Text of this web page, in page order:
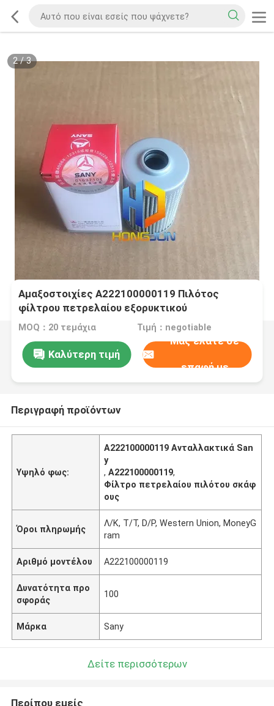
2/3
Αμαξοστοιχίες Α222100000119 Πιλότος
φίλτρου πετρελαίου εξορυκτικού
MOQ：20 τεμάχια Τιμή：negotiable
Καλύτερη τιμή
Μας ελάτε σε
επαφή με
Περιγραφή προϊόντων
Υψηλό φως:
Α222100000119 Ανταλλακτικά San
y
,A222100000119,
Φίλτρο πετρελαίου πιλότου σκάφ
ους
Όροι πληρωμής
Λ/Κ, T/T, D/P, Western Union, MoneyG
ram
Αριθμό μοντέλου A222100000119
Δυνατότητα προ
σφοράς
100
Μάρκα Sany
Δείτε περισσότερων
Περίπου εμείς